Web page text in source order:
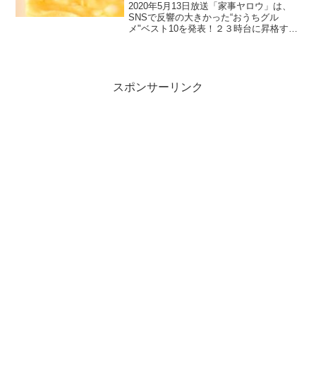
2020年5月13日放送「家事ヤロウ」は、
SNSで反響の大きかった“おうちグル
メ"ベスト10を発表！２３時台に昇格する
スポンサーリンク